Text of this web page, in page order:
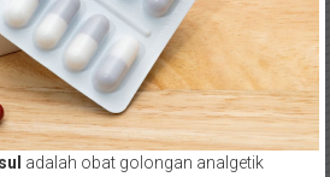
adalah obat golongan analgetik